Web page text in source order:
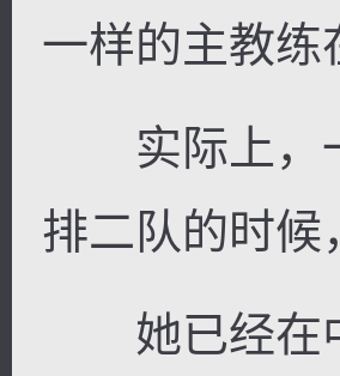
一样的主教练
实际上，一
排二队的时候
她已经在中